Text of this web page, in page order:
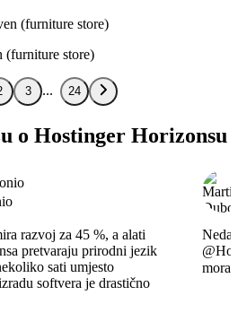
(furniture store)
3 24
o Hostinger Horizonsu
razvoj za 45 %, a alati
pretvaraju prirodni jezik
sati umjesto
softvera je drastično